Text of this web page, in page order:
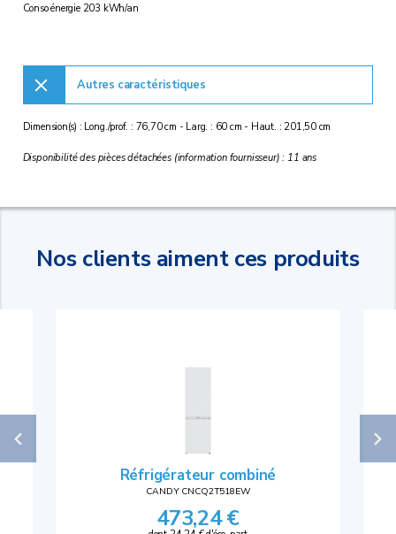
Conso énergie 203 kWh/an
Autres caractéristiques
Dimension(s) : Long./prof. : 76,70 cm - Larg. : 60 cm - Haut. : 201,50 cm
Disponibilité des pièces détachées (information fournisseur) : 11 ans
Nos clients aiment ces produits
Réfrigérateur combiné
CANDY CNCQ2T518EW
473,24 €